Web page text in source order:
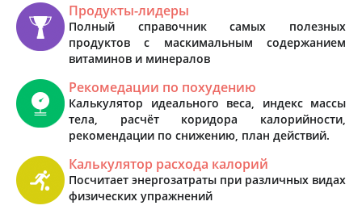
Продукты-лидеры
Полный справочник самых полезных
продуктов с маскимальным содержанием
витаминов и минералов
Рекомедации по похудению
Калькулятор идеального веса, индекс массы
тела, расчёт коридора калорийности,
рекомендации по снижению, план действий.
Калькулятор расхода калорий
Посчитает энергозатраты при различных видах
физических упражнений